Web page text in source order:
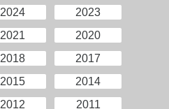
2024
2023
2021
2020
2018
2017
2015
2014
2012
2011